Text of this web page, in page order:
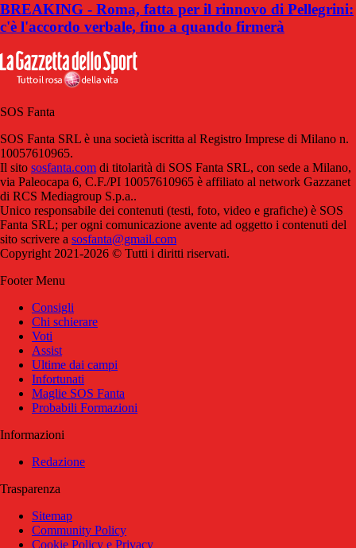
BREAKING - Roma, fatta per il rinnovo di Pellegrini:
c'è l'accordo verbale, fino a quando firmerà
SOS Fanta
SOS Fanta SRL è una società iscritta al Registro Imprese di Milano n.
10057610965.
Il sito sosfanta.com di titolarità di SOS Fanta SRL, con sede a Milano,
via Paleocapa 6, C.F./PI 10057610965 è affiliato al network Gazzanet
di RCS Mediagroup S.p.a..
Unico responsabile dei contenuti (testi, foto, video e grafiche) è SOS
Fanta SRL; per ogni comunicazione avente ad oggetto i contenuti del
sito scrivere a sosfanta@gmail.com
Copyright 2021-2026 © Tutti i diritti riservati.
Footer Menu
Consigli
Chi schierare
Voti
Assist
Ultime dai campi
Infortunati
Maglie SOS Fanta
Probabili Formazioni
Informazioni
Redazione
Trasparenza
Sitemap
Community Policy
Cookie Policy e Privacy